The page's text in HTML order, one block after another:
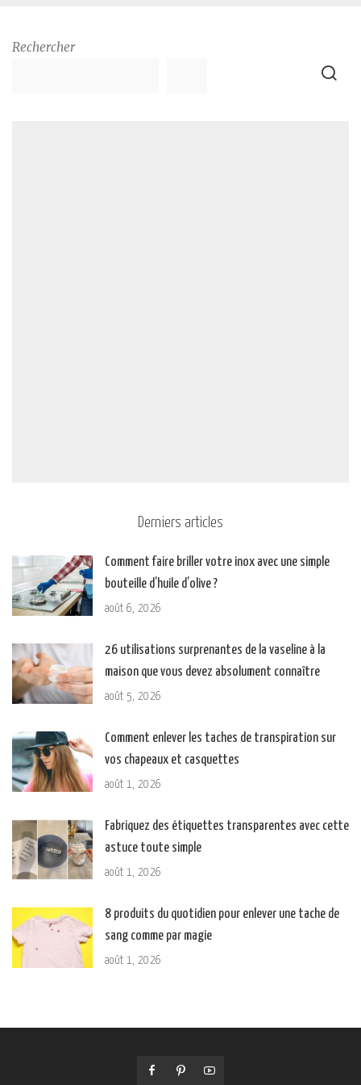
Rechercher
Derniers articles
Comment faire briller votre inox avec une simple
bouteille d’huile d’olive ?
août 6, 2026
26 utilisations surprenantes de la vaseline à la
maison que vous devez absolument connaître
août 5, 2026
Comment enlever les taches de transpiration sur
vos chapeaux et casquettes
août 1, 2026
Fabriquez des étiquettes transparentes avec cette
astuce toute simple
août 1, 2026
8 produits du quotidien pour enlever une tache de
sang comme par magie
août 1, 2026